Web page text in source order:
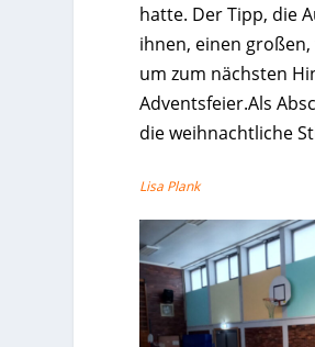
hatte. Der Tipp, die
ihnen, einen
um zum nächsten
Adventsfeier.Als
die weihnachtliche
Lisa Plank